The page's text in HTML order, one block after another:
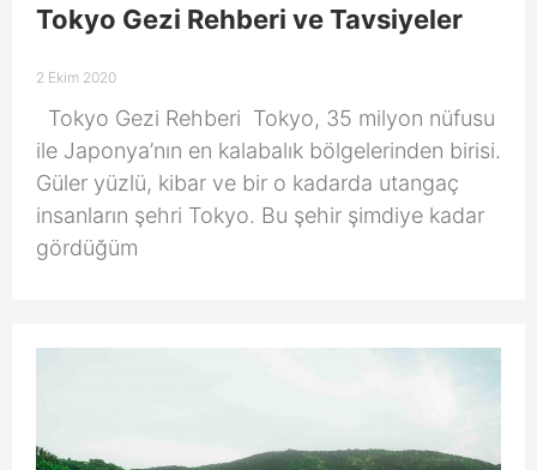
Tokyo Gezi Rehberi ve Tavsiyeler
2 Ekim 2020
Tokyo Gezi Rehberi Tokyo, 35 milyon nüfusu
ile Japonya’nın en kalabalık bölgelerinden birisi.
Güler yüzlü, kibar ve bir o kadarda utangaç
insanların şehri Tokyo. Bu şehir şimdiye kadar
gördüğüm